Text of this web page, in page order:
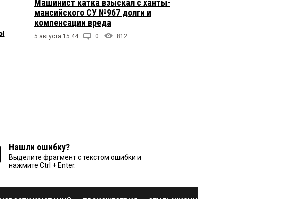
Машинист катка взыскал с ханты-
мансийского СУ №967 долги и
компенсации вреда
5 августа 15:44 0 812
Нашли ошибку?
Выделите фрагмент с текстом ошибки и
нажмите Ctrl + Enter.